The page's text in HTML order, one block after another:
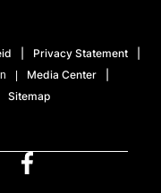
Privacy Statement
Media Center
Sitemap